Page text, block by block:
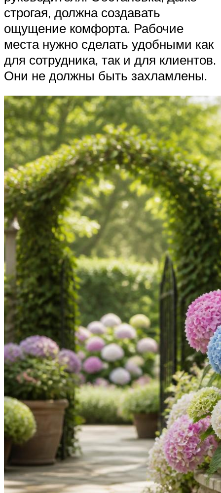
строгая, должна создавать
ощущение комфорта. Рабочие
места нужно сделать удобными как
для сотрудника, так и для клиентов.
Они не должны быть захламлены.